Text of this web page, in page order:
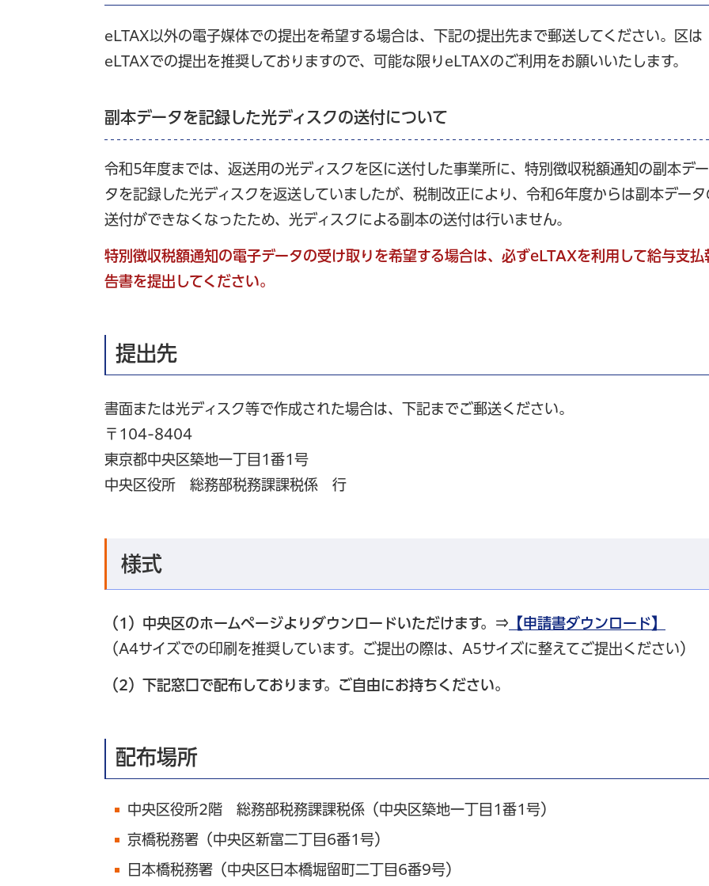
eLTAX以外の電子媒体での提出を希望する場合は、下記の提出先まで郵送してください。区は
eLTAXでの提出を推奨しておりますので、可能な限りeLTAXのご利用をお願いいたします。
副本データを記録した光ディスクの送付について
令和5年度までは、返送用の光ディスクを区に送付した事業所に、特別徴収税額通知の副本デー
タを記録した光ディスクを返送していましたが、税制改正により、令和6年度からは副本データ
送付ができなくなったため、光ディスクによる副本の送付は行いません。
特別徴収税額通知の電子データの受け取りを希望する場合は、必ずeLTAXを利用して給与支払
告書を提出してください。
提出先
書面または光ディスク等で作成された場合は、下記までご郵送ください。
〒104-8404
東京都中央区築地一丁目1番1号
中央区役所 総務部税務課課税係 行
様式
（1）中央区のホームページよりダウンロードいただけます。⇒ 【申請書ダウンロード】
（A4サイズでの印刷を推奨しています。ご提出の際は、A5サイズに整えてご提出ください）
（2）下記窓口で配布しております。ご自由にお持ちください。
配布場所
中央区役所2階 総務部税務課課税係（中央区築地一丁目1番1号）
京橋税務署（中央区新富二丁目6番1号）
日本橋税務署（中央区日本橋堀留町二丁目6番9号）